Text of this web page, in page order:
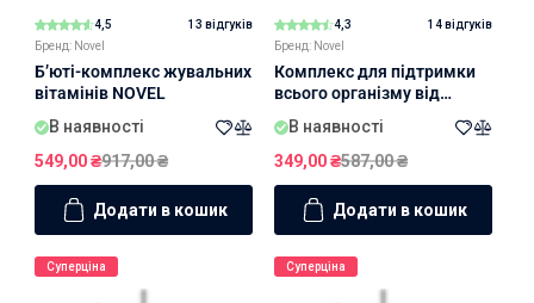
4,5
13 відгуків
Бренд: Novel
Б’юті-комплекс жувальних
вітамінів NOVEL
В наявності
549,00₴917,00₴
Додати в кошик
4,3
14 відгуків
Бренд: Novel
Комплекс для підтримки
всього організму від
NOVEL
В наявності
349,00₴587,00₴
Додати в кошик
Суперціна Суперціна